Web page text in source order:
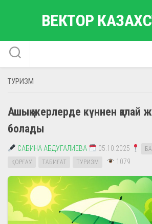
ВЕКТОР
ТУРИЗМ
Ашық жерлерде күннен қалай
болады
САБИНА АБДУГАЛИЕВА 05.10.2025
ҚОРҒАУ
ТАБИҒАТ ТУРИЗМ 1079